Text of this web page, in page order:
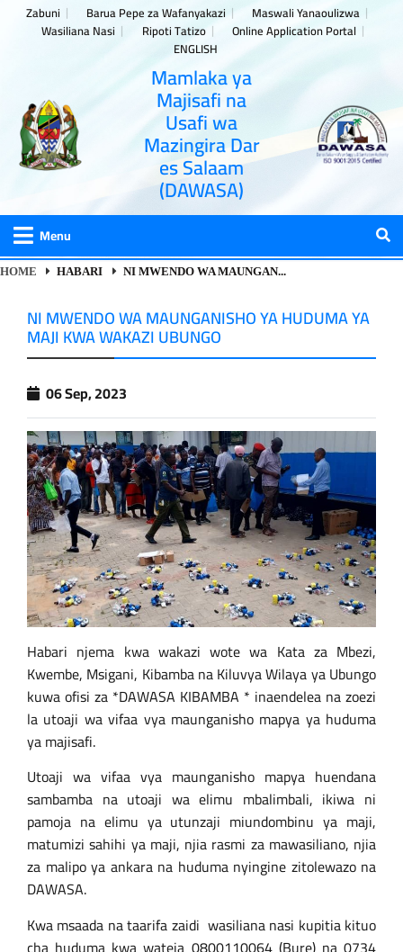
Zabuni Barua Pepe za Wafanyakazi
Maswali Yanaoulizwa
Wasiliana Nasi
Ripoti Tatizo
Online Application Portal
ENGLISH
Mamlaka ya
Majisafi na
Usafi wa
Mazingira Dar
es Salaam
(DAWASA)
Menu
HOME HABARI NI MWENDO WA MAUNGAN...
NI MWENDO WA MAUNGANISHO YA HUDUMA YA
MAJI KWA WAKAZI UBUNGO
06 Sep, 2023
Habari njema kwa wakazi wote wa Kata za Mbezi,
Kwembe, Msigani, Kibamba na Kiluvya Wilaya ya Ubungo
kuwa ofisi za *DAWASA KIBAMBA * inaendelea na zoezi
la utoaji wa vifaa vya maunganisho mapya ya huduma
ya majisafi.
Utoaji wa vifaa vya maunganisho mapya huendana
sambamba na utoaji wa elimu mbalimbali, ikiwa ni
pamoja na elimu ya utunzaji miundombinu ya maji,
matumizi sahihi ya maji, njia rasmi za mawasiliano, njia
za malipo ya ankara na huduma nyingine zitolewazo na
DAWASA.
Kwa msaada na taarifa zaidi wasiliana nasi kupitia kituo